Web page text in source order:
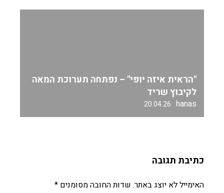
"הראית איזה יופי" – נפתחה תערוכת המאה
לקיבוץ שריד
hanas
20.04.26
כתיבת תגובה
האימייל לא יוצג באתר. שדות החובה מסומנים *